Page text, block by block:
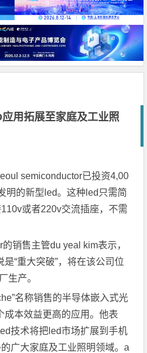
用拓展至家庭及工业照
semiconductor已投资4,00
明的新型led。这种led只需简
或者220v交流插座，不需
销售主管du yeal kim表示，
是“重大突破”，将在该公司位
生产。
名称销售的半导体嵌入式光
成本效益更高的应用。他表
技术将把led市场扩展到手机
广大家庭及工业照明领域。a